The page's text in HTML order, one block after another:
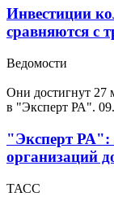
Инвестиции
сравняются с
Ведомости
Они достигнут 27
в "Эксперт РА".
"Эксперт РА":
организаций
ТАСС